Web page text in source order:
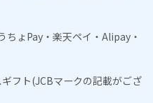
ちょPay・楽天ペイ・Alipay・
フト(JCBマークの記載がござ